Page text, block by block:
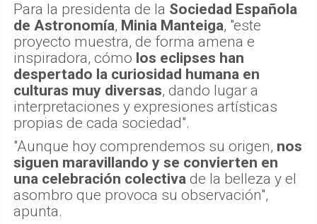
Para la presidenta de la Sociedad Española
de Astronomía, Minia Manteiga, "este
proyecto muestra, de forma amena e
inspiradora, cómo los eclipses han
despertado la curiosidad humana en
culturas muy diversas, dando lugar a
interpretaciones y expresiones artísticas
propias de cada sociedad".
"Aunque hoy comprendemos su origen, nos
siguen maravillando y se convierten en
una celebración colectiva de la belleza y el
asombro que provoca su observación",
apunta.